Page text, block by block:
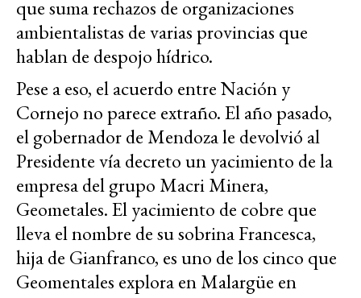
que suma rechazos de organizaciones
ambientalistas de varias provincias que
hablan de despojo hídrico.
Pese a eso, el acuerdo entre Nación y
Cornejo no parece extraño. El año pasado,
el gobernador de Mendoza le devolvió al
Presidente vía decreto un yacimiento de la
empresa del grupo Macri Minera,
Geometales. El yacimiento de cobre que
lleva el nombre de su sobrina Francesca,
hija de Gianfranco, es uno de los cinco que
Geomentales explora en Malargüe en